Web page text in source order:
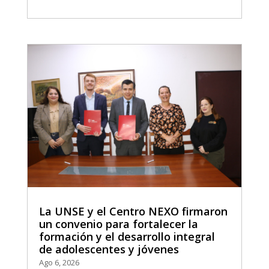
La UNSE y el Centro NEXO firmaron
un convenio para fortalecer la
formación y el desarrollo integral
de adolescentes y jóvenes
Ago 6, 2026